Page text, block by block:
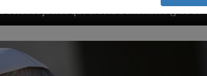
a cristianos (y no sólo) en Tierra Santa